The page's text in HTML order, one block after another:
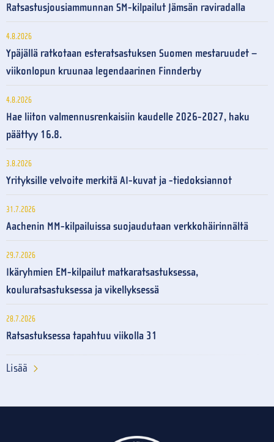
Ratsastusjousiammunnan SM-kilpailut Jämsän raviradalla
4.8.2026
Ypäjällä ratkotaan esteratsastuksen Suomen mestaruudet –
viikonlopun kruunaa legendaarinen Finnderby
4.8.2026
Hae liiton valmennusrenkaisiin kaudelle 2026-2027, haku
päättyy 16.8.
3.8.2026
Yrityksille velvoite merkitä AI-kuvat ja -tiedoksiannot
31.7.2026
Aachenin MM-kilpailuissa suojaudutaan verkkohäirinnältä
29.7.2026
Ikäryhmien EM-kilpailut matkaratsastuksessa,
kouluratsastuksessa ja vikellyksessä
28.7.2026
Ratsastuksessa tapahtuu viikolla 31
Lisää